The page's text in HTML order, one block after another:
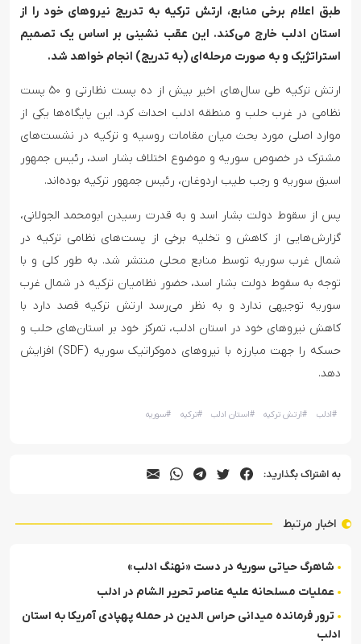
طبق اعلام برخی منابع، ارتش ترکیه به تدریج نیروهای خود را از
استان ادلب خارج می‌کند. این عقب نشینی بر اساس یک تصمیم
استراتژیک و به صورت مرحله‌ای (به تدریج) انجام خواهد شد.
ارتش ترکیه طی سال‌های اخیر بیش از ده پست نظارتی و ۵۰ پست
نظامی در غرب حلب و منطقه ادلب احداث کرد. این پایگاه‌ها یکی از
موارد اصلی مورد بحث میان مقامات روسیه و ترکیه در نشست‌های
مشترک در خصوص سوریه و موضوع اختلاف بشار اسد، رئیس جمهور
اسبق سوریه و رجب طیب اردوغان، رئیس جمهور ترکیه بوده‌اند.
پس از سقوط دولت بشار اسد و به قدرت رسیدن ابومحمد الجولانی،
گزارش‌هایی از کاهش و تخلیه برخی از پست‌های نظامی ترکیه در
شمال غرب سوریه توسط منابع محلی منتشر شد. به طور کلی و با
توجه به سقوط دولت بشار اسد، حضور نظامیان ترکیه در شمال غرب
سوریه توجیهی ندارد و به نظر می‌رسد ارتش ترکیه قصد دارد با
کاهش نیروهای خود در استان ادلب، تمرکز خود بر استان‌های حلب و
حسکه را جهت مبارزه با نیروهای دموکراتیک سوریه (SDF) افزایش
دهد.
#ادلب #ارتش ترکیه #استان ادلب #ترکیه #سوریه
به اشتراک بگذارید:
اخبار مرتبط
شاهرگ حیاتی سوریه در دست «نهنگ ادلب»
عملیات مسلحانه علیه عناصر تحریر الشام در ادلب
ترور فرمانده میدانی حراس الدین در حمله پهپادی آمریکا به استان
ادلب